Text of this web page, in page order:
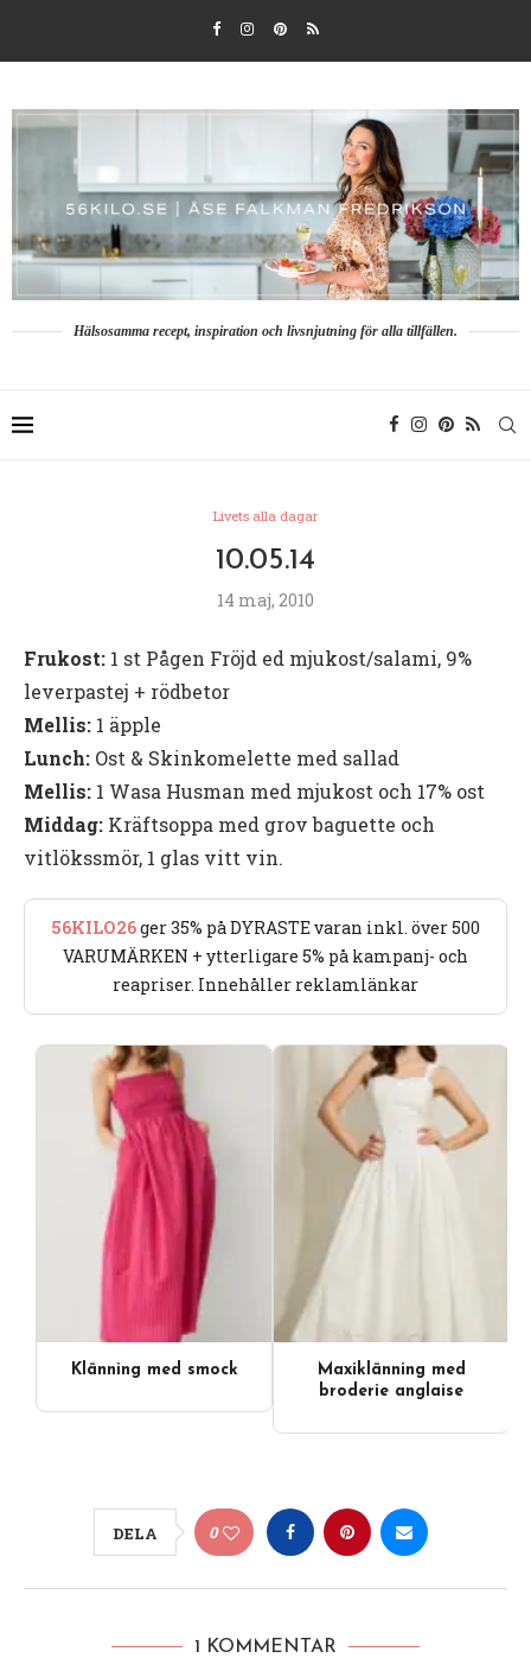
Hälsosamma recept, inspiration och livsnjutning för alla tillfällen.
Livets alla dagar
10.05.14
14 maj, 2010
Frukost: 1 st Pågen Fröjd ed mjukost/salami, 9%
leverpastej + rödbetor
Mellis: 1 äpple
Lunch: Ost & Skinkomelette med sallad
Mellis: 1 Wasa Husman med mjukost och 17% ost
Middag: Kräftsoppa med grov baguette och
vitlökssmör, 1 glas vitt vin.
56KILO26ger 35% på DYRASTE varan inkl. över 500
VARUMÄRKEN + ytterligare 5% på kampanj- och
reapriser. Innehåller reklamlänkar
Videoinnehåll
Klänning med smock
Maxiklänning med
broderie anglaise
DELA 0
1 KOMMENTAR